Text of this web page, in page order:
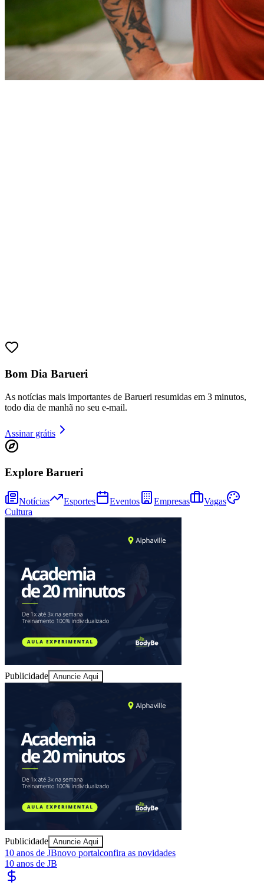
Bragantino
Vitória
Bom Dia Barueri
As notícias mais importantes de Barueri resumidas em 3 minutos,
todo dia de manhã no seu e-mail.
Assinar grátis
Explore Barueri
Notícias Esportes Eventos Empresas
Vagas
Cultura
Publicidade Anuncie Aqui
Publicidade Anuncie Aqui
10 anos de JBnovo portalconfira as novidades
10 anos de JB